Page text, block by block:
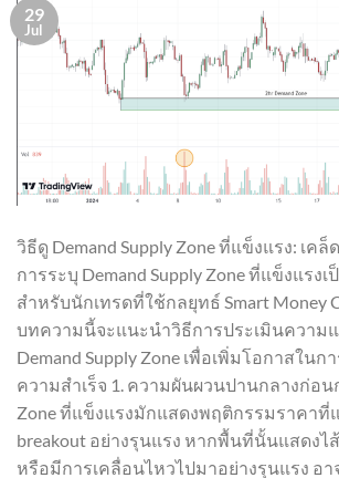
29
Jul
วิธีดู Demand Supply Zone ที่แข็งแรง: เค
การระบุ Demand Supply Zone ที่แข็งแร
สำหรับนักเทรดที่ใช้กลยุทธ์ Smart Money
บทความนี้จะแนะนำวิธีการประเมินความ
Demand Supply Zone เพื่อเพิ่มโอกาสในก
ความสำเร็จ 1. ความผันผวนปานกลางก่อน
Zone ที่แข็งแรงมักแสดงพฤติกรรมราคาที่
breakout อย่างรุนแรง หากพื้นที่นั้นแสดงไ
หรือมีการเคลื่อนไหวไปมาอย่างรุนแรง อา